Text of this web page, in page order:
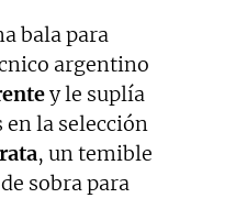
bala para
argentino
y le suplía
en la selección
, un temible
sobra para